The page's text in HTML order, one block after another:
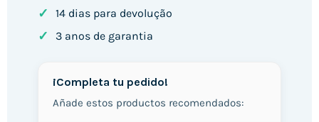
✓ 14 dias para devolução
✓ 3 anos de garantia
¡Completa tu pedido!
Añade estos productos recomendados: